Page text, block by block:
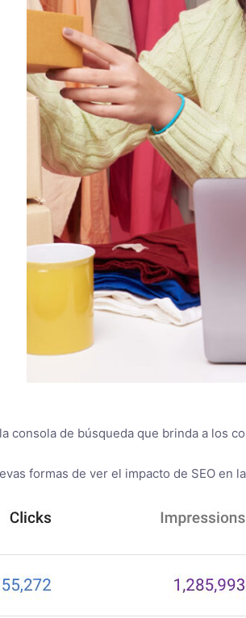
consola de búsqueda que brinda a
formas de ver el impacto de SEO